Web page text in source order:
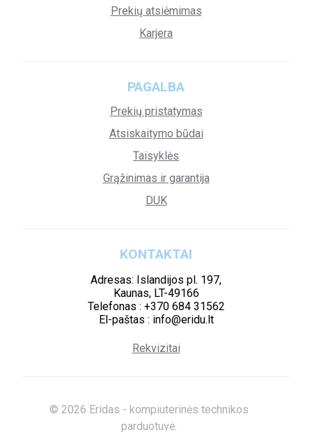
Prekių atsiėmimas
Karjera
PAGALBA
Prekių pristatymas
Atsiskaitymo būdai
Taisyklės
Grąžinimas ir garantija
DUK
KONTAKTAI
Adresas: Islandijos pl. 197,
Kaunas, LT-49166
Telefonas : +370 684 31562
El-paštas : info@eridu.lt
Rekvizitai
© 2026 Eridas - kompiuterinės technikos
parduotuvė.